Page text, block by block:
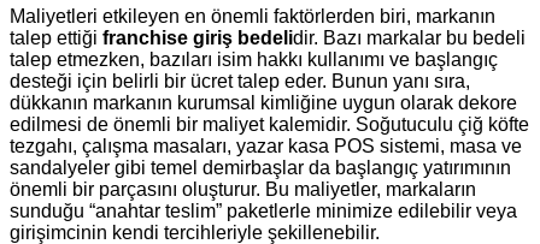
Maliyetleri etkileyen en önemli faktörlerden biri, markanın
talep ettiği franchise giriş bedelidir. Bazı markalar bu bedeli
talep etmezken, bazıları isim hakkı kullanımı ve başlangıç
desteği için belirli bir ücret talep eder. Bunun yanı sıra,
dükkanın markanın kurumsal kimliğine uygun olarak dekore
edilmesi de önemli bir maliyet kalemidir. Soğutuculu çiğ köfte
tezgahı, çalışma masaları, yazar kasa POS sistemi, masa ve
sandalyeler gibi temel demirbaşlar da başlangıç yatırımının
önemli bir parçasını oluşturur. Bu maliyetler, markaların
sunduğu “anahtar teslim” paketlerle minimize edilebilir veya
girişimcinin kendi tercihleriyle şekillenebilir.